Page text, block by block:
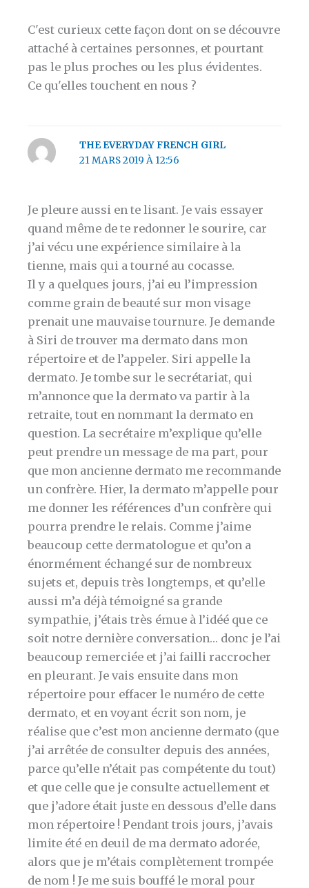
C'est curieux cette façon dont on se découvre
attaché à certaines personnes, et pourtant
pas le plus proches ou les plus évidentes.
Ce qu'elles touchent en nous ?
THE EVERYDAY FRENCH GIRL
21 MARS 2019 À 12:56
Je pleure aussi en te lisant. Je vais essayer
quand même de te redonner le sourire, car
j’ai vécu une expérience similaire à la
tienne, mais qui a tourné au cocasse.
Il y a quelques jours, j’ai eu l’impression
comme grain de beauté sur mon visage
prenait une mauvaise tournure. Je demande
à Siri de trouver ma dermato dans mon
répertoire et de l’appeler. Siri appelle la
dermato. Je tombe sur le secrétariat, qui
m’annonce que la dermato va partir à la
retraite, tout en nommant la dermato en
question. La secrétaire m’explique qu’elle
peut prendre un message de ma part, pour
que mon ancienne dermato me recommande
un confrère. Hier, la dermato m’appelle pour
me donner les références d’un confrère qui
pourra prendre le relais. Comme j’aime
beaucoup cette dermatologue et qu’on a
énormément échangé sur de nombreux
sujets et, depuis très longtemps, et qu’elle
aussi m’a déjà témoigné sa grande
sympathie, j’étais très émue à l’idéé que ce
soit notre dernière conversation… donc je l’ai
beaucoup remerciée et j’ai failli raccrocher
en pleurant. Je vais ensuite dans mon
répertoire pour effacer le numéro de cette
dermato, et en voyant écrit son nom, je
réalise que c’est mon ancienne dermato (que
j’ai arrêtée de consulter depuis des années,
parce qu’elle n’était pas compétente du tout)
et que celle que je consulte actuellement et
que j’adore était juste en dessous d’elle dans
mon répertoire ! Pendant trois jours, j’avais
limite été en deuil de ma dermato adorée,
alors que je m’étais complètement trompée
de nom ! Je me suis bouffé le moral pour